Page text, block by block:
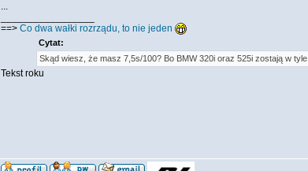
...
==> Co dwa wałki rozrządu, to nie jeden
Cytat:
Skąd wiesz, że masz 7,5s/100? Bo BMW 320i oraz 525i zostają w tyle
Tekst roku